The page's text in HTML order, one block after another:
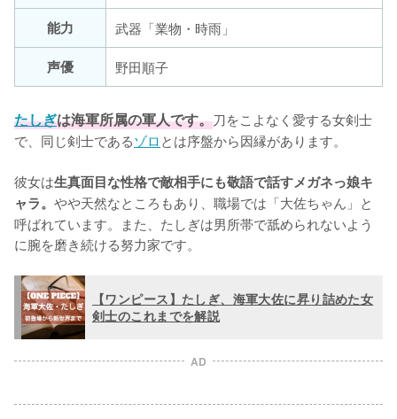
能力
武器「業物・時雨」
声優
野田順子
たしぎは海軍所属の軍人です。刀をこよなく愛する女剣士
で、同じ剣士であるゾロとは序盤から因縁があります。
彼女は生真面目な性格で敵相手にも敬語で話すメガネっ娘キ
ャラ。 やや天然なところもあり、職場では「大佐ちゃん」と
呼ばれています。また、たしぎは男所帯で舐められないよう
に腕を磨き続ける努力家です。
【ワンピース】たしぎ、海軍大佐に昇り詰めた女
剣士のこれまでを解説
AD